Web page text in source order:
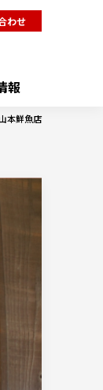
わせ
報
本鮮魚店